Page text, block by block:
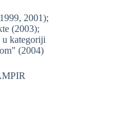
2001);
(2003);
kategoriji
(2004)